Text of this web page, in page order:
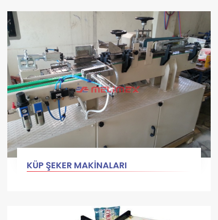
KÜP ŞEKER MAKİNALARI